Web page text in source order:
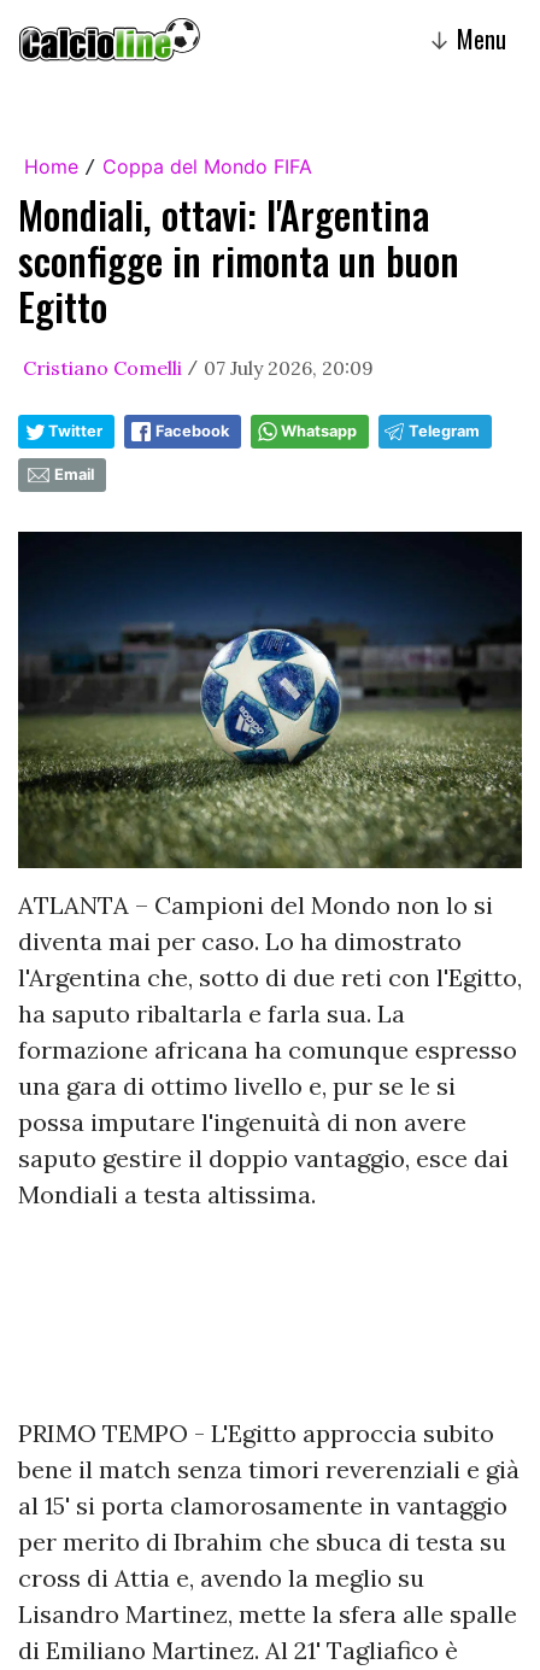
↓ Menu
Home / Coppa del Mondo FIFA
Mondiali, ottavi: l'Argentina
sconfigge in rimonta un buon
Egitto
Cristiano Comelli / 07 July 2026, 20:09
Twitter Facebook Whatsapp Telegram
Email
ATLANTA – Campioni del Mondo non lo si
diventa mai per caso. Lo ha dimostrato
l'Argentina che, sotto di due reti con l'Egitto,
ha saputo ribaltarla e farla sua. La
formazione africana ha comunque espresso
una gara di ottimo livello e, pur se le si
possa imputare l'ingenuità di non avere
saputo gestire il doppio vantaggio, esce dai
Mondiali a testa altissima.
PRIMO TEMPO - L'Egitto approccia subito
bene il match senza timori reverenziali e già
al 15' si porta clamorosamente in vantaggio
per merito di Ibrahim che sbuca di testa su
cross di Attia e, avendo la meglio su
Lisandro Martinez, mette la sfera alle spalle
di Emiliano Martinez. Al 21' Tagliafico è